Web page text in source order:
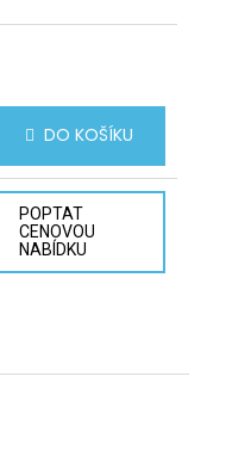
DO KOŠÍKU
POPTAT
CENOVOU
NABÍDKU